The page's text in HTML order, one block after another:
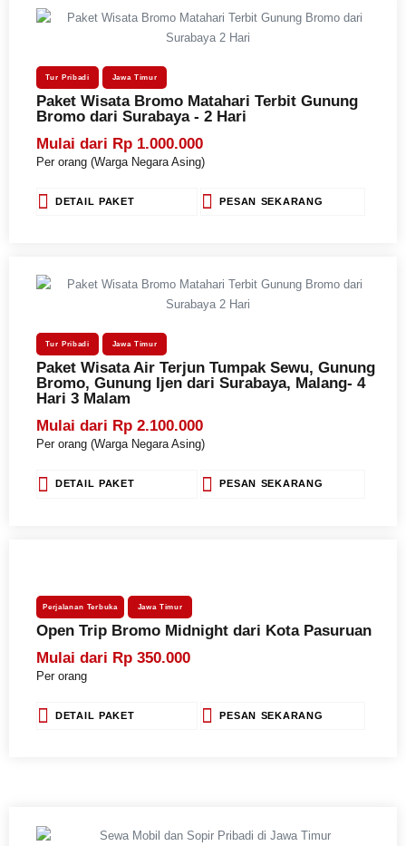
Tur Pribadi Jawa Timur
Paket Wisata Bromo Matahari Terbit Gunung
Bromo dari Surabaya - 2 Hari
Mulai dari Rp 1.000.000
Per orang (Warga Negara Asing)
DETAIL PAKET PESAN SEKARANG
Tur Pribadi Jawa Timur
Paket Wisata Air Terjun Tumpak Sewu, Gunung
Bromo, Gunung Ijen dari Surabaya, Malang- 4
Hari 3 Malam
Mulai dari Rp 2.100.000
Per orang (Warga Negara Asing)
DETAIL PAKET PESAN SEKARANG
Perjalanan Terbuka Jawa Timur
Open Trip Bromo Midnight dari Kota Pasuruan
Mulai dari Rp 350.000
Per orang
DETAIL PAKET PESAN SEKARANG